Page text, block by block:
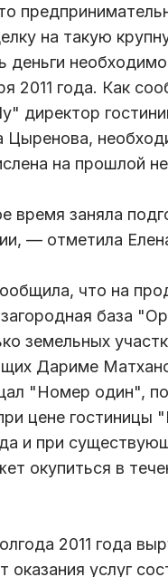
на такую
деньги
2011 года. Как
директор
Цыренова,
на прошлой
время заняла
— отметила
что на
база
земельных
Дариме
"Номер один",
цене гостиницы
и при
окупиться в
2011 года
оказания услуг